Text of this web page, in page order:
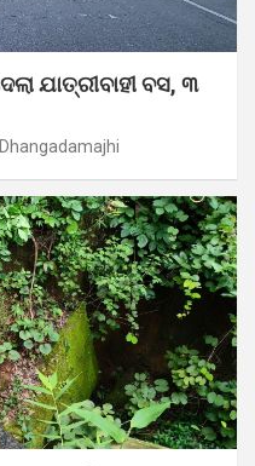
ଯାତ୍ରୀବାହୀ ବସ, ୩